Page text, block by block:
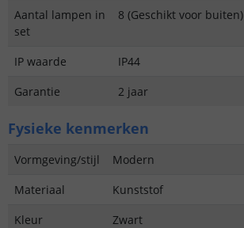
Aantal lampen in
set
8 (Geschikt voor buiten)
IP waarde
IP44
Garantie
2 jaar
Fysieke kenmerken
Vormgeving/stijl
Modern
Materiaal
Kunststof
Kleur
Zwart